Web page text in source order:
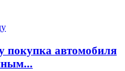
покупка автомобиля